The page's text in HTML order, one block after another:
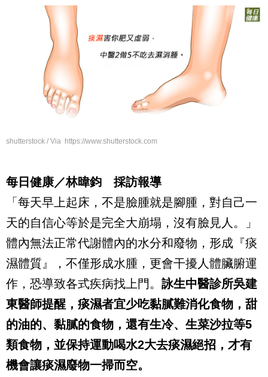
shutterstock / Via https://www.shutterstock.com
每日健康／林暐鈞 採訪報導
「每天早上起床，不是臉腫就是腳腫，對自己一
天的自信心等於是完全大崩塌，沒有臉見人。」
體內無法正常代謝體內的水分和廢物，形成『痰
濕體質』，不僅形成水腫，更會干擾人體臟腑運
作，恐導致各式疾病找上門。 詠生中醫診所吳建
東醫師提醒，痰濕者宜少吃黏膩難消化食物，甜
的油的、黏膩的食物，還有生冷、生菜沙拉等5
類食物，並保持運動喝水2大去痰濕絕招，才有
機會讓痰濕廢物一掃而空。